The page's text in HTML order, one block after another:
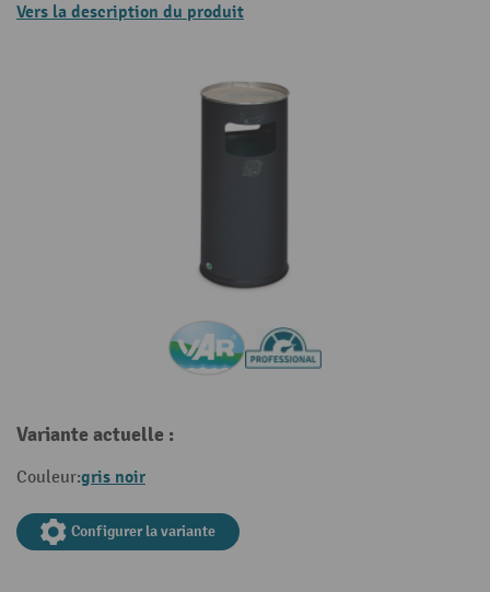
Vers la description du produit
Variante actuelle :
Couleur:gris noir
Configurer la variante